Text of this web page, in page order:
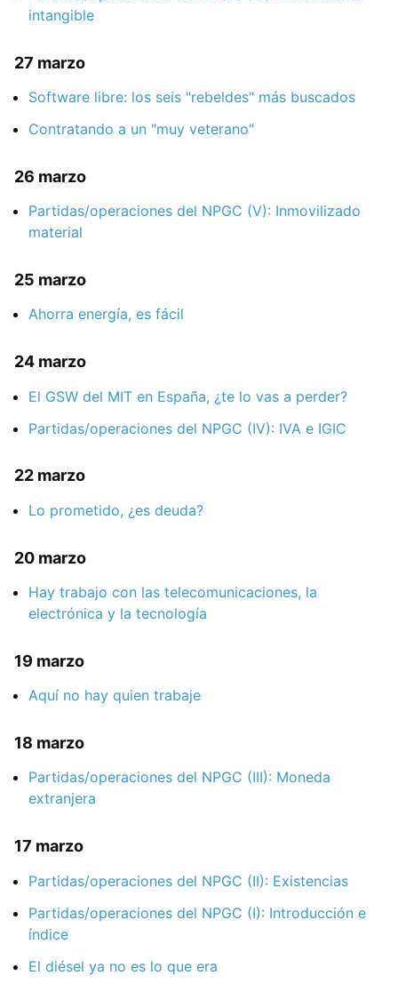
intangible
27 marzo
Software libre: los seis "rebeldes" más buscados
Contratando a un "muy veterano"
26 marzo
Partidas/operaciones del NPGC (V): Inmovilizado
material
25 marzo
Ahorra energía, es fácil
24 marzo
El GSW del MIT en España, ¿te lo vas a perder?
Partidas/operaciones del NPGC (IV): IVA e IGIC
22 marzo
Lo prometido, ¿es deuda?
20 marzo
Hay trabajo con las telecomunicaciones, la
electrónica y la tecnología
19 marzo
Aquí no hay quien trabaje
18 marzo
Partidas/operaciones del NPGC (III): Moneda
extranjera
17 marzo
Partidas/operaciones del NPGC (II): Existencias
Partidas/operaciones del NPGC (I): Introducción e
índice
El diésel ya no es lo que era